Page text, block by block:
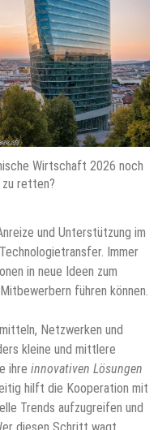
Wirtschaft 2026 noch
zu retten?
und Unterstützung im
Immer
in neue Ideen zum
führen können.
Netzwerken und
kleine und mittlere
ihre innovativen Lösungen
hilft die Kooperation mit
Trends aufzugreifen und